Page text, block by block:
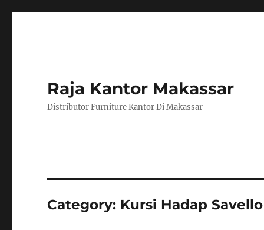
Raja Kantor Makassar
Distributor Furniture Kantor Di Makassar
Category: Kursi Hadap Savello